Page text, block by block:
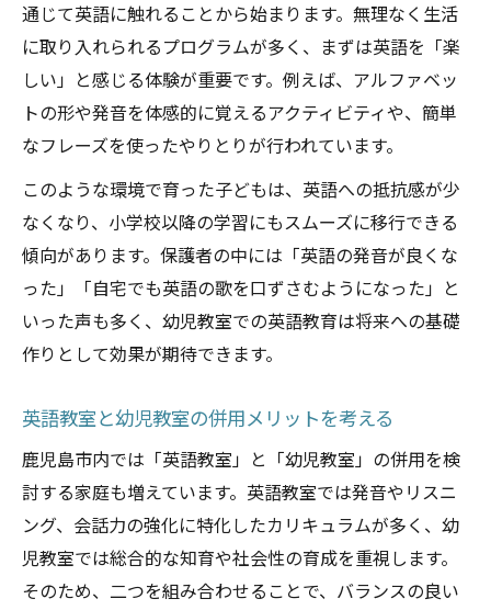
通じて英語に触れることから始まります。無理なく生活
に取り入れられるプログラムが多く、まずは英語を「楽
しい」と感じる体験が重要です。例えば、アルファベッ
トの形や発音を体感的に覚えるアクティビティや、簡単
なフレーズを使ったやりとりが行われています。
このような環境で育った子どもは、英語への抵抗感が少
なくなり、小学校以降の学習にもスムーズに移行できる
傾向があります。保護者の中には「英語の発音が良くな
った」「自宅でも英語の歌を口ずさむようになった」と
いった声も多く、幼児教室での英語教育は将来への基礎
作りとして効果が期待できます。
英語教室と幼児教室の併用メリットを考える
鹿児島市内では「英語教室」と「幼児教室」の併用を検
討する家庭も増えています。英語教室では発音やリスニ
ング、会話力の強化に特化したカリキュラムが多く、幼
児教室では総合的な知育や社会性の育成を重視します。
そのため、二つを組み合わせることで、バランスの良い